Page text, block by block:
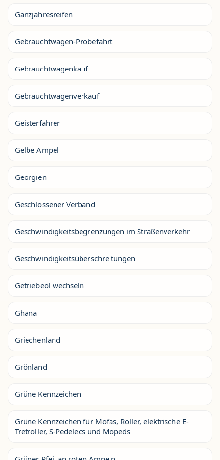
Ganzjahresreifen
Gebrauchtwagen-Probefahrt
Gebrauchtwagenkauf
Gebrauchtwagenverkauf
Geisterfahrer
Gelbe Ampel
Georgien
Geschlossener Verband
Geschwindigkeitsbegrenzungen im Straßenverkehr
Geschwindigkeitsüberschreitungen
Getriebeöl wechseln
Ghana
Griechenland
Grönland
Grüne Kennzeichen
Grüne Kennzeichen für Mofas, Roller, elektrische E-
Tretroller, S-Pedelecs und Mopeds